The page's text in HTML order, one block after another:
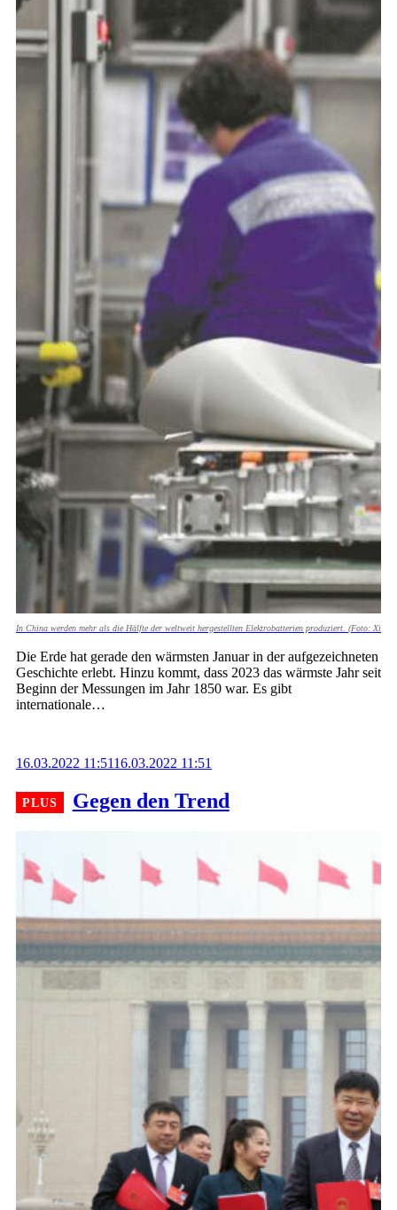
In China werden mehr als die Hälfte der weltweit hergestellten Elektrobatterien produziert. (Foto:
Die Erde hat gerade den wärmsten Januar in der aufgezeichneten
Geschichte erlebt. Hinzu kommt, dass 2023 das wärmste Jahr seit
Beginn der Messungen im Jahr 1850 war. Es gibt
internationale…
Gegen den Trend
16.03.2022 11:5116.03.2022 11:51